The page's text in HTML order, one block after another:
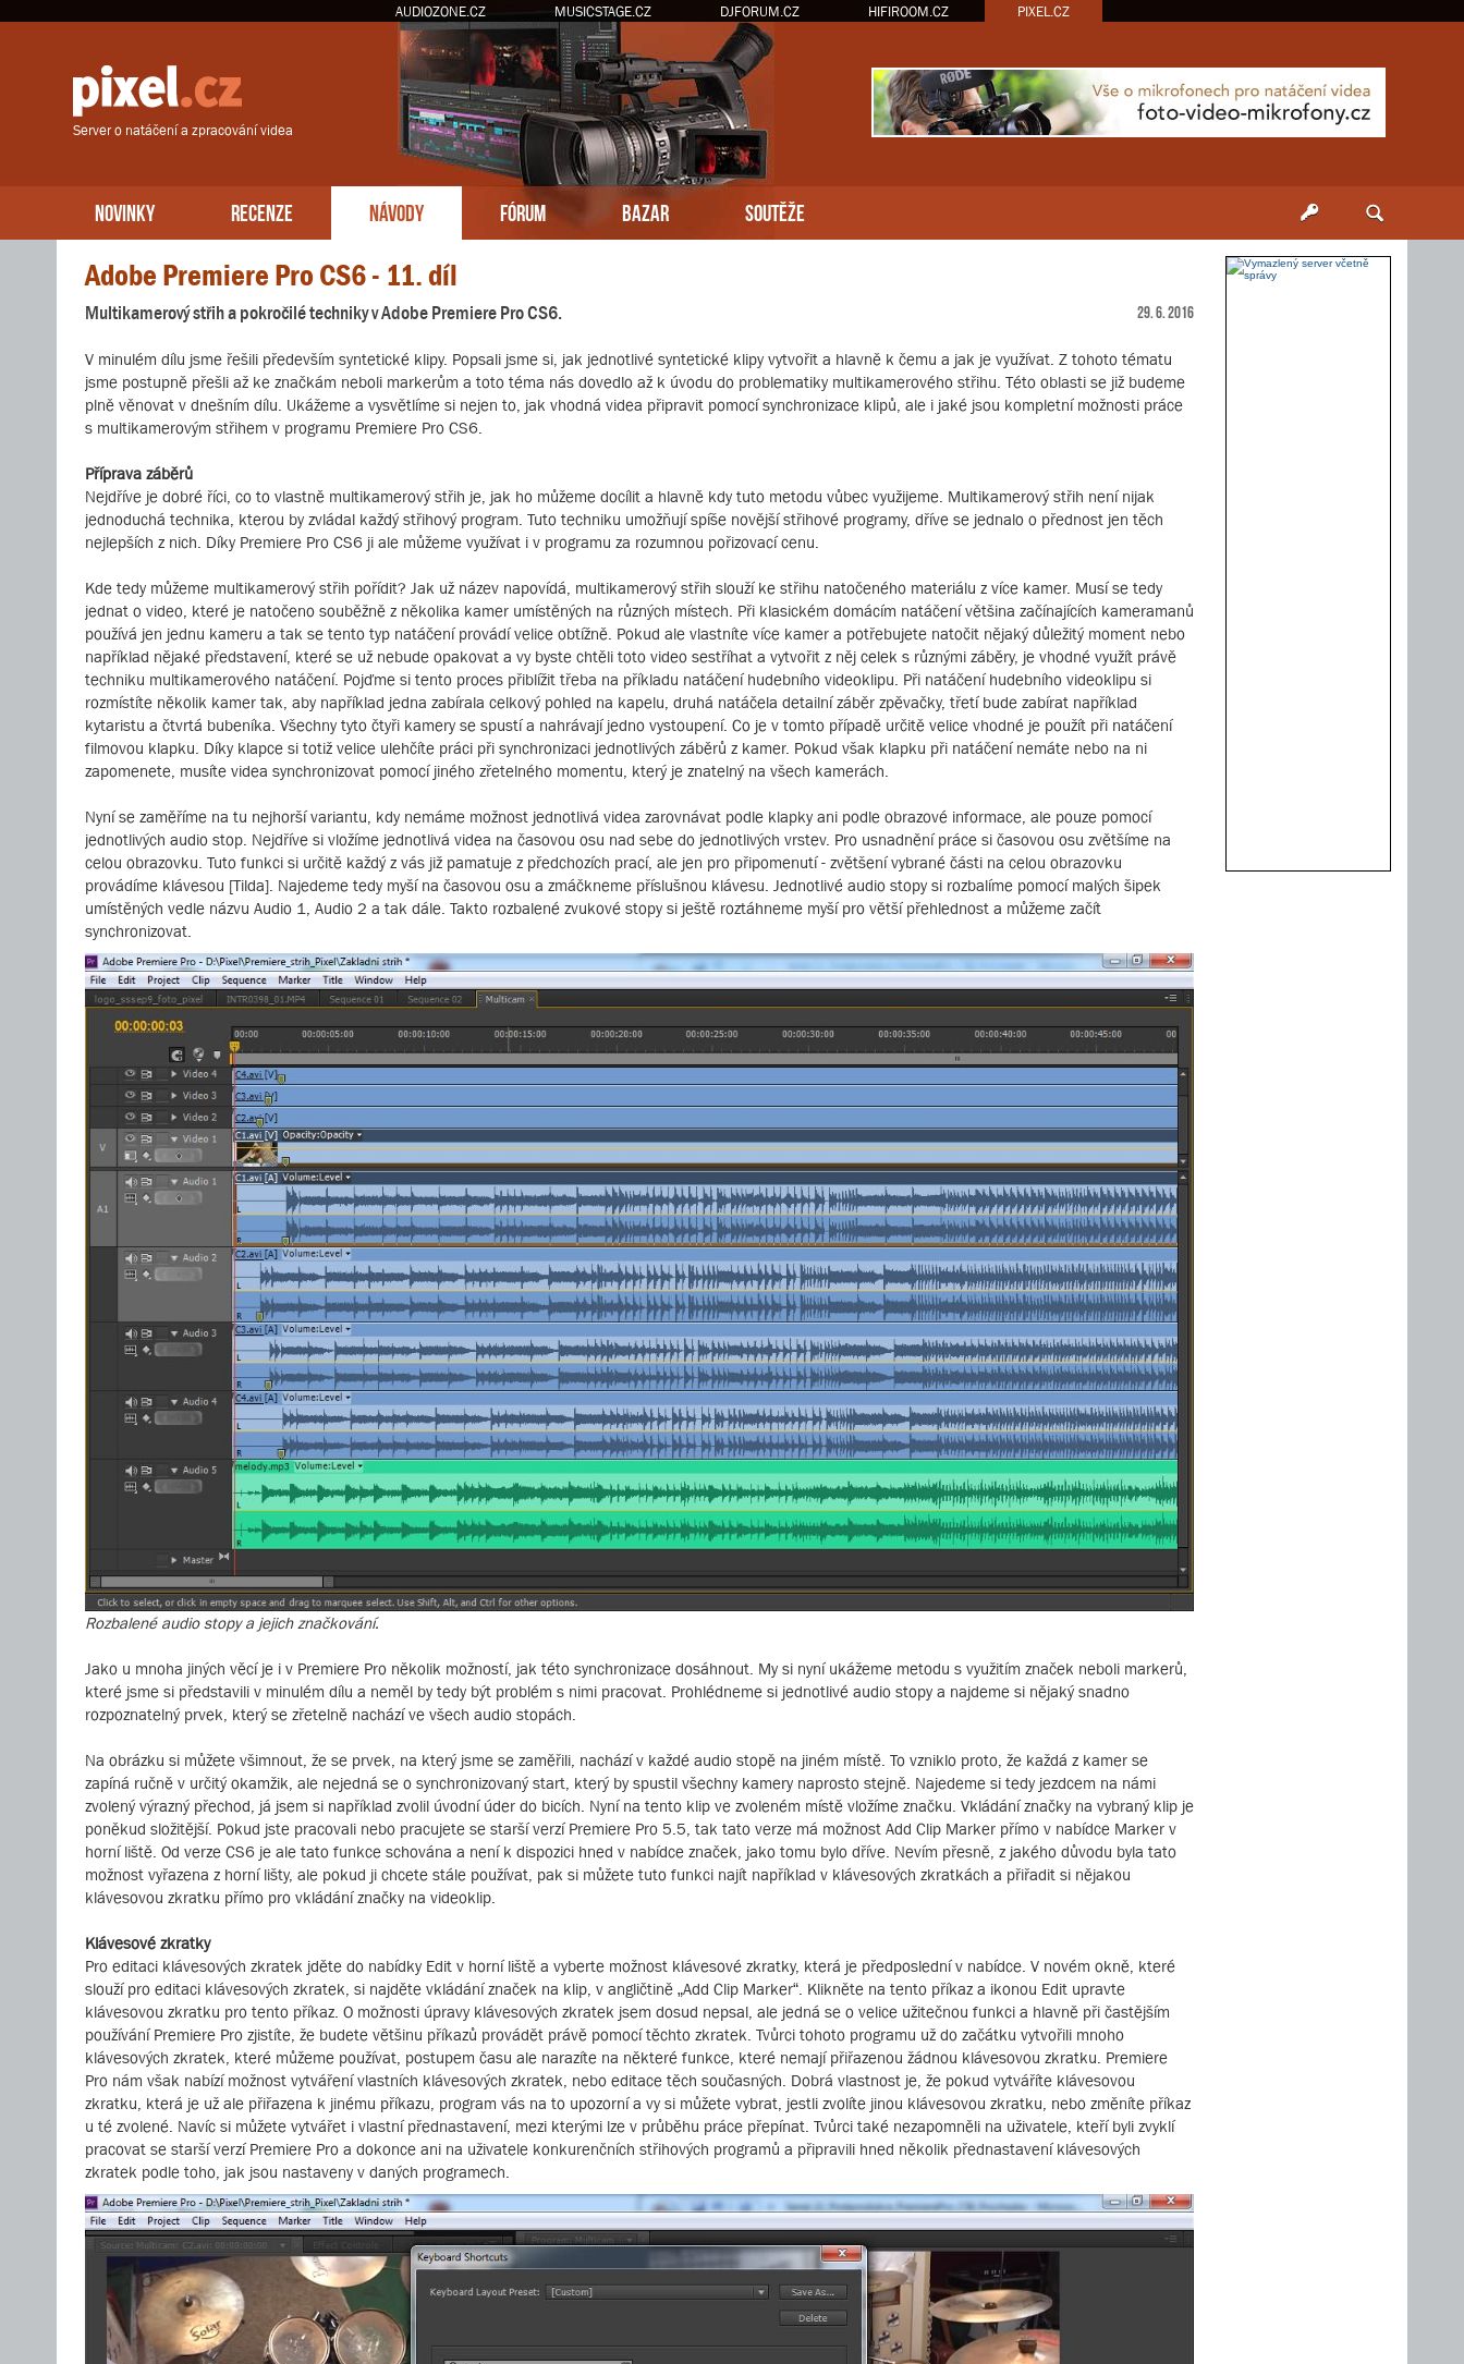
AUDIOZONE.CZ MUSICSTAGE.CZ DJFORUM.CZ HIFIROOM.CZ PIXEL.CZ
Server o natáčení a zpracování videa
NOVINKY RECENZE NÁVODY FÓRUM BAZAR SOUTĚŽE
Adobe Premiere Pro CS6 - 11. díl
Multikamerový střih a pokročilé techniky v Adobe Premiere Pro CS6. 29. 6. 2016
V minulém dílu jsme řešili především syntetické klipy. Popsali jsme si, jak jednotlivé syntetické klipy vytvořit a hlavně k čemu a jak je využívat. Z tohoto tématu
jsme postupně přešli až ke značkám neboli markerům a toto téma nás dovedlo až k úvodu do problematiky multikamerového střihu. Této oblasti se již budeme
plně věnovat v dnešním dílu. Ukážeme a vysvětlíme si nejen to, jak vhodná videa připravit pomocí synchronizace klipů, ale i jaké jsou kompletní možnosti práce
s multikamerovým střihem v programu Premiere Pro CS6.
Příprava záběrů
Nejdříve je dobré říci, co to vlastně multikamerový střih je, jak ho můžeme docílit a hlavně kdy tuto metodu vůbec využijeme. Multikamerový střih není nijak
jednoduchá technika, kterou by zvládal každý střihový program. Tuto techniku umožňují spíše novější střihové programy, dříve se jednalo o přednost jen těch
nejlepších z nich. Díky Premiere Pro CS6 ji ale můžeme využívat i v programu za rozumnou pořizovací cenu.
Kde tedy můžeme multikamerový střih pořídit? Jak už název napovídá, multikamerový střih slouží ke střihu natočeného materiálu z více kamer. Musí se tedy
jednat o video, které je natočeno souběžně z několika kamer umístěných na různých místech. Při klasickém domácím natáčení většina začínajících kameramanů
používá jen jednu kameru a tak se tento typ natáčení provádí velice obtížně. Pokud ale vlastníte více kamer a potřebujete natočit nějaký důležitý moment nebo
například nějaké představení, které se už nebude opakovat a vy byste chtěli toto video sestříhat a vytvořit z něj celek s různými záběry, je vhodné využít právě
techniku multikamerového natáčení. Pojďme si tento proces přiblížit třeba na příkladu natáčení hudebního videoklipu. Při natáčení hudebního videoklipu si
rozmístíte několik kamer tak, aby například jedna zabírala celkový pohled na kapelu, druhá natáčela detailní záběr zpěvačky, třetí bude zabírat například
kytaristu a čtvrtá bubeníka. Všechny tyto čtyři kamery se spustí a nahrávají jedno vystoupení. Co je v tomto případě určitě velice vhodné je použít při natáčení
filmovou klapku. Díky klapce si totiž velice ulehčíte práci při synchronizaci jednotlivých záběrů z kamer. Pokud však klapku při natáčení nemáte nebo na ni
zapomenete, musíte videa synchronizovat pomocí jiného zřetelného momentu, který je znatelný na všech kamerách.
Nyní se zaměříme na tu nejhorší variantu, kdy nemáme možnost jednotlivá videa zarovnávat podle klapky ani podle obrazové informace, ale pouze pomocí
jednotlivých audio stop. Nejdříve si vložíme jednotlivá videa na časovou osu nad sebe do jednotlivých vrstev. Pro usnadnění práce si časovou osu zvětšíme na
celou obrazovku. Tuto funkci si určitě každý z vás již pamatuje z předchozích prací, ale jen pro připomenutí - zvětšení vybrané části na celou obrazovku
provádíme klávesou [Tilda]. Najedeme tedy myší na časovou osu a zmáčkneme příslušnou klávesu. Jednotlivé audio stopy si rozbalíme pomocí malých šipek
umístěných vedle názvu Audio 1, Audio 2 a tak dále. Takto rozbalené zvukové stopy si ještě roztáhneme myší pro větší přehlednost a můžeme začít
synchronizovat.
Rozbalené audio stopy a jejich značkování.
Jako u mnoha jiných věcí je i v Premiere Pro několik možností, jak této synchronizace dosáhnout. My si nyní ukážeme metodu s využitím značek neboli markerů,
které jsme si představili v minulém dílu a neměl by tedy být problém s nimi pracovat. Prohlédneme si jednotlivé audio stopy a najdeme si nějaký snadno
rozpoznatelný prvek, který se zřetelně nachází ve všech audio stopách.
Na obrázku si můžete všimnout, že se prvek, na který jsme se zaměřili, nachází v každé audio stopě na jiném místě. To vzniklo proto, že každá z kamer se
zapíná ručně v určitý okamžik, ale nejedná se o synchronizovaný start, který by spustil všechny kamery naprosto stejně. Najedeme si tedy jezdcem na námi
zvolený výrazný přechod, já jsem si například zvolil úvodní úder do bicích. Nyní na tento klip ve zvoleném místě vložíme značku. Vkládání značky na vybraný klip je
poněkud složitější. Pokud jste pracovali nebo pracujete se starší verzí Premiere Pro 5.5, tak tato verze má možnost Add Clip Marker přímo v nabídce Marker v
horní liště. Od verze CS6 je ale tato funkce schována a není k dispozici hned v nabídce značek, jako tomu bylo dříve. Nevím přesně, z jakého důvodu byla tato
možnost vyřazena z horní lišty, ale pokud ji chcete stále používat, pak si můžete tuto funkci najít například v klávesových zkratkách a přiřadit si nějakou
klávesovou zkratku přímo pro vkládání značky na videoklip.
Klávesové zkratky
Pro editaci klávesových zkratek jděte do nabídky Edit v horní liště a vyberte možnost klávesové zkratky, která je předposlední v nabídce. V novém okně, které
slouží pro editaci klávesových zkratek, si najděte vkládání značek na klip, v angličtině „Add Clip Marker“. Klikněte na tento příkaz a ikonou Edit upravte
klávesovou zkratku pro tento příkaz. O možnosti úpravy klávesových zkratek jsem dosud nepsal, ale jedná se o velice užitečnou funkci a hlavně při častějším
používání Premiere Pro zjistíte, že budete většinu příkazů provádět právě pomocí těchto zkratek. Tvůrci tohoto programu už do začátku vytvořili mnoho
klávesových zkratek, které můžeme používat, postupem času ale narazíte na některé funkce, které nemají přiřazenou žádnou klávesovou zkratku. Premiere
Pro nám však nabízí možnost vytváření vlastních klávesových zkratek, nebo editace těch současných. Dobrá vlastnost je, že pokud vytváříte klávesovou
zkratku, která je už ale přiřazena k jinému příkazu, program vás na to upozorní a vy si můžete vybrat, jestli zvolíte jinou klávesovou zkratku, nebo změníte příkaz
u té zvolené. Navíc si můžete vytvářet i vlastní přednastavení, mezi kterými lze v průběhu práce přepínat. Tvůrci také nezapomněli na uživatele, kteří byli zvyklí
pracovat se starší verzí Premiere Pro a dokonce ani na uživatele konkurenčních střihových programů a připravili hned několik přednastavení klávesových
zkratek podle toho, jak jsou nastaveny v daných programech.